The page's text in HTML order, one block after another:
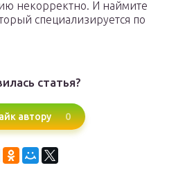
некорректно. И наймите
специализируется по
статья?
автору 0